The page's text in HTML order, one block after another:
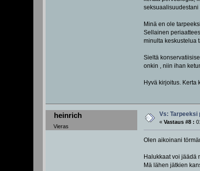
Minä en ole
Sellainen
minulta keskustelua
Sieltä
onkin , niin ihan
Hyvä kirjoitus. Kerta
heinrich
Vieras
Vs: Tarpeeksi
«Vastaus #8 :
Olen aikoinani
Halukkaat voi jäädä
Mä lähen jätkien